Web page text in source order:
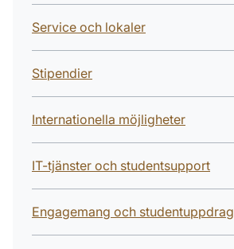
Service och lokaler
Stipendier
Internationella möjligheter
IT-tjänster och studentsupport
Engagemang och studentuppdrag